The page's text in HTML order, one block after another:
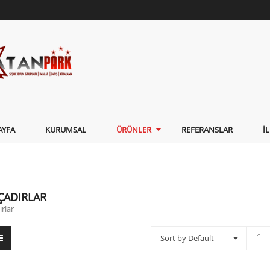
KURUMSAL ÜRÜNLER REFERANSLAR
Sort by Default